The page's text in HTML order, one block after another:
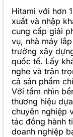
Hitami với hơn
xuất và nhập
cung cấp giải
vụ, nhà máy
trường xây
quốc tế. Lấy
nghe và trân
cả sản phẩm
Với tầm nhìn
thương hiệu
chuyên nghiệp
tác đồng hành
doanh nghiệp